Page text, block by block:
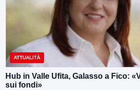
ATTUALITÀ
Hub in Valle Ufita, Galasso a Fico:
sui fondi»